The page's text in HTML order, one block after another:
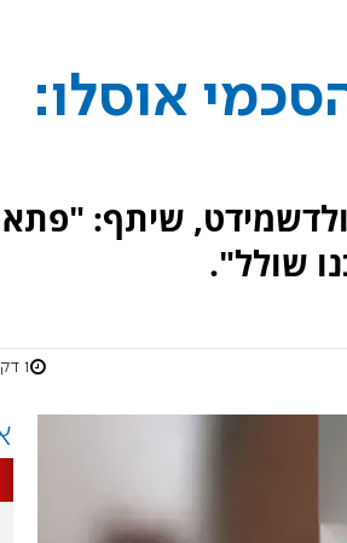
אוסלו:
שיתף:
שולל".
1 דקות